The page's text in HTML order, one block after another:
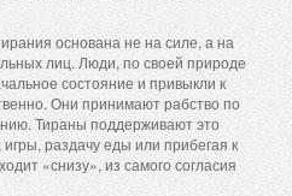
основана не на силе, а на
лиц. Люди, по своей природе
состояние и привыкли к
Они принимают рабство по
Тираны поддерживают это
раздачу еды или прибегая к
«снизу», из самого согласия